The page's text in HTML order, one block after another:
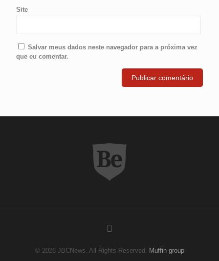
Site
Salvar meus dados neste navegador para a próxima vez
que eu comentar.
© 2026 JBCNews. All Rights Reserved. Muffin group